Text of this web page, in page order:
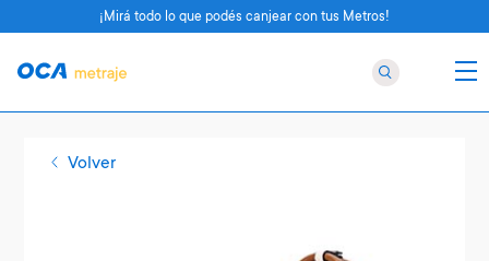
Volver
¡Mirá todo lo que podés canjear con tus Metros!